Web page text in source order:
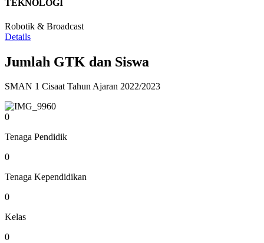
TEKNOLOGI
Robotik & Broadcast
Details
Jumlah GTK dan Siswa
SMAN 1 Cisaat Tahun Ajaran 2022/2023
0
Tenaga Pendidik
0
Tenaga Kependidikan
0
Kelas
0